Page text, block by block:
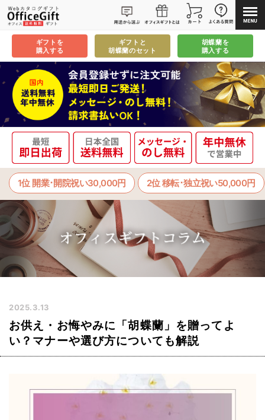
ギフトを
購入する
ギフトと
胡蝶蘭のセット
胡蝶蘭を
購入する
1位 開業･開院祝い30,000円 2位 移転･独立祝い50,000円
2025.3.13
お供え・お悔やみに「胡蝶蘭」を贈ってよ
い？マナーや選び方についても解説